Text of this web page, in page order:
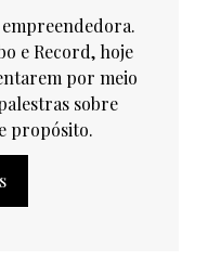
e Record, hoje
por meio
sobre
propósito.